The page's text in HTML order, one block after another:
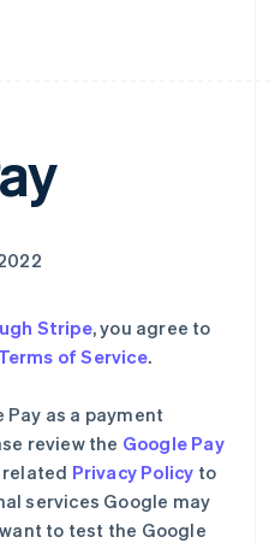
Stripe, you agree to
of Service.
Pay as a payment
review the Google Pay
Privacy Policy to
services Google may
to test the Google